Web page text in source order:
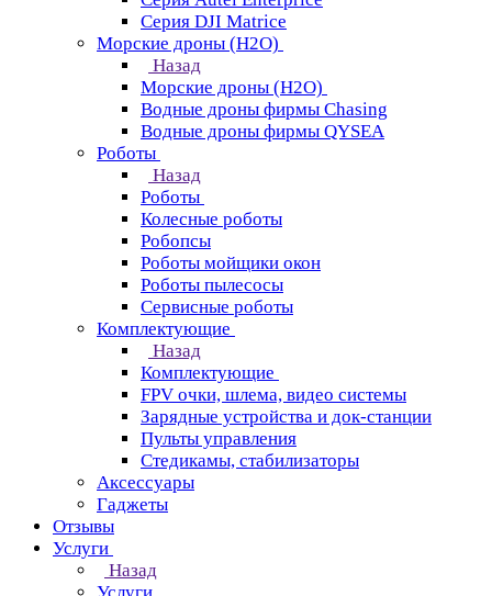
Серия DJI Matrice
Морские дроны (H2O)
Назад
Морские дроны (H2O)
Водные дроны фирмы Chasing
Водные дроны фирмы QYSEA
Роботы
Назад
Роботы
Колесные роботы
Робопсы
Роботы мойщики окон
Роботы пылесосы
Сервисные роботы
Комплектующие
Назад
Комплектующие
FPV очки, шлема, видео системы
Зарядные устройства и док-станции
Пульты управления
Стедикамы, стабилизаторы
Аксессуары
Гаджеты
Отзывы
Услуги
Назад